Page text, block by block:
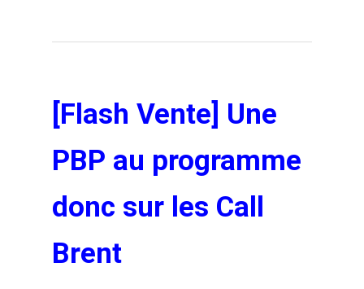
[Flash Vente] Une
PBP au programme
donc sur les Call
Brent